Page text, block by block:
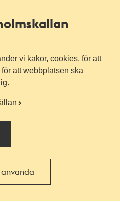
vi kakor, cookies, för att
att webbplatsen ska